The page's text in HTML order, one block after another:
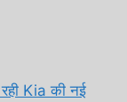
Kia की नई